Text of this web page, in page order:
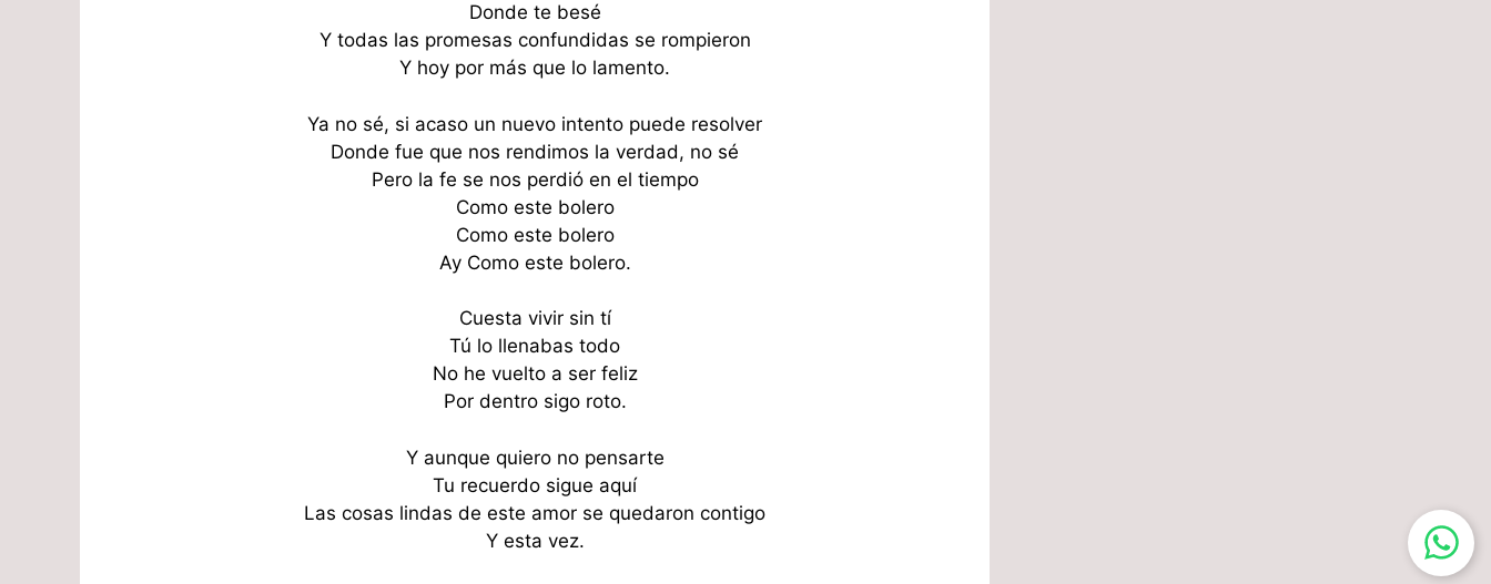
Donde te besé
Y todas las promesas confundidas se rompieron
Y hoy por más que lo lamento.
Ya no sé, si acaso un nuevo intento puede resolver
Donde fue que nos rendimos la verdad, no sé
Pero la fe se nos perdió en el tiempo
Como este bolero
Como este bolero
Ay Como este bolero.
Cuesta vivir sin tí
Tú lo llenabas todo
No he vuelto a ser feliz
Por dentro sigo roto.
Y aunque quiero no pensarte
Tu recuerdo sigue aquí
Las cosas lindas de este amor se quedaron contigo
Y esta vez.